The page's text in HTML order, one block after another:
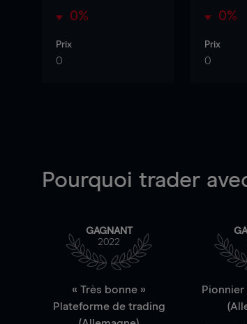
0%
Prix
0
0%
Prix
0
Pourquoi trader
GAGNANT
2022
« Très bonne »
Plateforme de trading